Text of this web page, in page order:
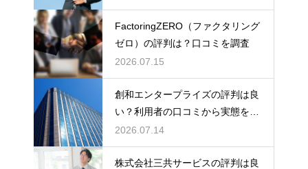
FactoringZERO（ファクタリング
ゼロ）の評判は？口コミを調査
2026.07.15
創和エンタープライズの評判は良
い？利用者の口コミから実態を徹
底解説
2026.07.14
株式会社三共サービスの評判は良